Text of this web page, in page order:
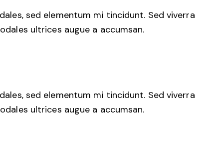
sed elementum mi tincidunt. Sed viverra
ultrices augue a accumsan.
sed elementum mi tincidunt. Sed viverra
ultrices augue a accumsan.